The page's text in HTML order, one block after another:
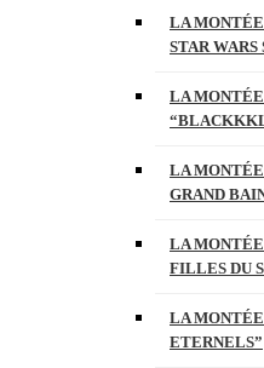
LA
STAR
LA
LA
GRAND
LA
FILLES DU
LA
ETERNELS”